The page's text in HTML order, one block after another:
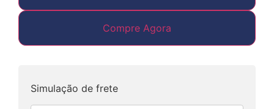
Compre Agora
Simulação de frete